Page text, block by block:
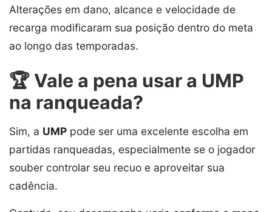
Alterações em dano, alcance e velocidade de
recarga modificaram sua posição dentro do meta
ao longo das temporadas.
🏆 Vale a pena usar a UMP
na ranqueada?
Sim, a UMP pode ser uma excelente escolha em
partidas ranqueadas, especialmente se o jogador
souber controlar seu recuo e aproveitar sua
cadência.